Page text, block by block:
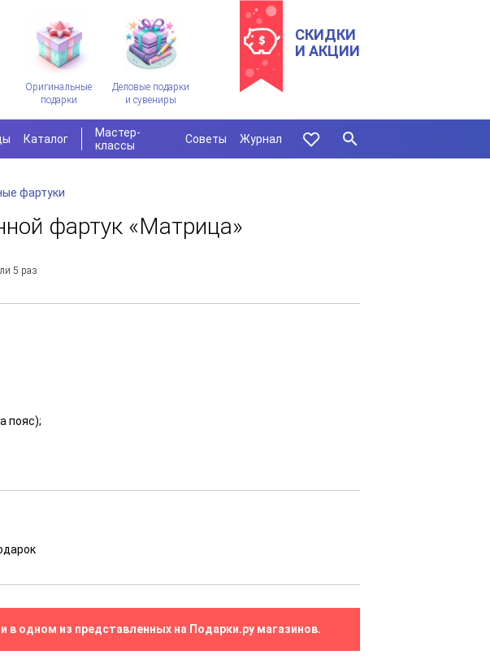
Оригинальные
подарки
Деловые подарки
и сувениры
СКИДКИ
И АКЦИИ
Каталог
Мастер-
классы
Советы Журнал
фартуки
фартук «Матрица»
5 раз
пояс);
в одном из представленных на Подарки.ру магазинов.